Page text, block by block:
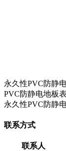
永久性PVC防静
PVC防静电地板
永久性PVC防静
联系方式
联系人